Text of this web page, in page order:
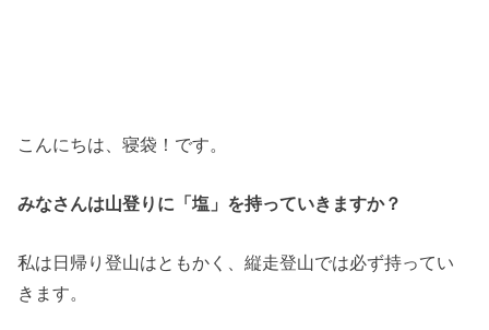
こんにちは、寝袋！です。
みなさんは山登りに「塩」を持っていきますか？
私は日帰り登山はともかく、縦走登山では必ず持ってい
きます。